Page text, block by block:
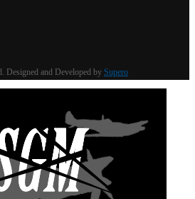
Designed and Developed by Supero